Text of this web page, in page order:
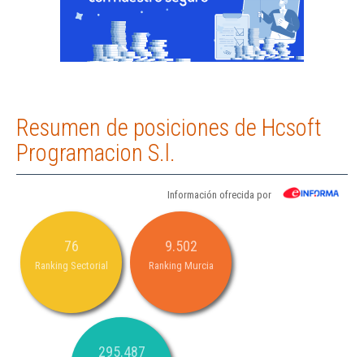
Resumen de posiciones de Hcsoft
Programacion S.l.
Información ofrecida por
76
Ranking Sectorial
9.502
Ranking Murcia
295.487